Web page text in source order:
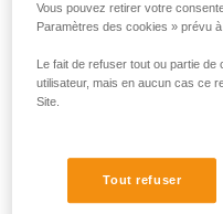
Vous pouvez retirer votre
Paramètres des cookies » prévu
Le fait de refuser tout ou partie
utilisateur, mais en aucun cas ce
Site.
Tout refuser